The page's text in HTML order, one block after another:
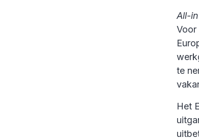
All-
Voor
te
Het